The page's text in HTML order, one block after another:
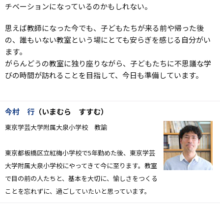
チベーションになっているのかもしれない。
思えば教師になった今でも、子どもたちが来る前や帰った後
の、誰もいない教室という場にとても安らぎを感じる自分がい
ます。
がらんどうの教室に独り座りながら、子どもたちに不思議な学
びの時間が訪れることを目指して、今日も準備しています。
今村 行 （いまむら すすむ）
東京学芸大学附属大泉小学校 教諭
東京都板橋区立紅梅小学校で5年勤めた後、 東京学芸
大学附属大泉小学校にやってきて今に至ります。 教室
で目の前の人たちと、基本を大切に、 愉しさをつくる
ことを忘れずに、過ごしていたいと思っています。